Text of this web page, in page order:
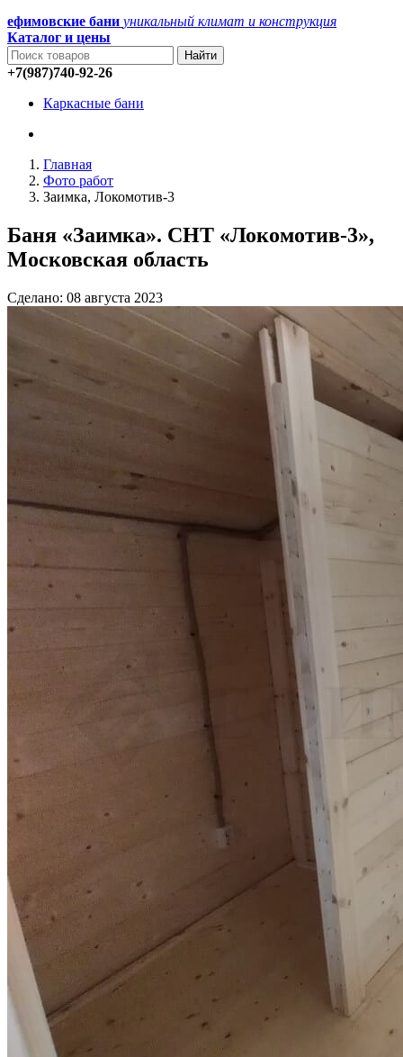
ефимовские бани уникальный климат и конструкция
Каталог и цены
+7(987)740-92-26
Каркасные бани
Главная
Фото работ
Заимка, Локомотив-3
Баня «Заимка». СНТ «Локомотив-3»,
Московская область
Сделано: 08 августа 2023